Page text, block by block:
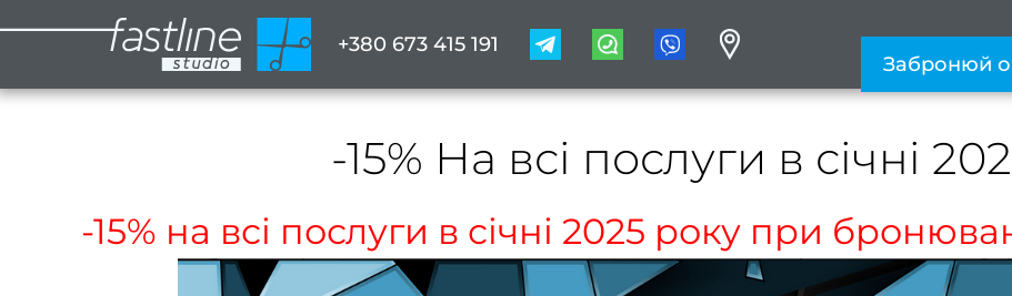
+380 673 415 191
Забронюй
-15% На всі послуги в січні
-15% на всі послуги в січні 2025 року при